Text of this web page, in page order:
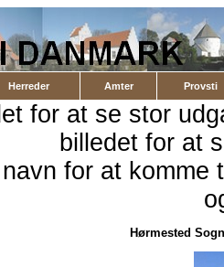
Herreder Amter Provsti
for at se stor
billedet for at
for at
Hørmested Sogn